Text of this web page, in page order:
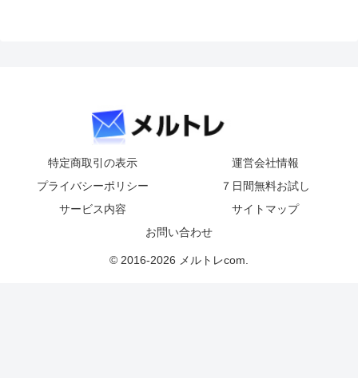
特定商取引の表示
運営会社情報
プライバシーポリシー
７日間無料お試し
サービス内容
サイトマップ
お問い合わせ
© 2016-2026 メルトレcom.